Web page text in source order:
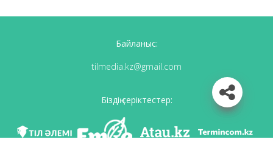
Байланыс:
tilmedia.kz@gmail.com
Біздің серіктестер: